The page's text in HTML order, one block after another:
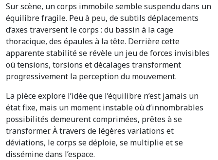
Sur scène, un corps immobile semble suspendu dans un
équilibre fragile. Peu à peu, de subtils déplacements
d’axes traversent le corps : du bassin à la cage
thoracique, des épaules à la tête. Derrière cette
apparente stabilité se révèle un jeu de forces invisibles
où tensions, torsions et décalages transforment
progressivement la perception du mouvement.
La pièce explore l’idée que l’équilibre n’est jamais un
état fixe, mais un moment instable où d’innombrables
possibilités demeurent comprimées, prêtes à se
transformer. À travers de légères variations et
déviations, le corps se déploie, se multiplie et se
dissémine dans l’espace.